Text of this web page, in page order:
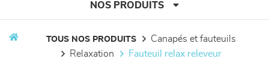
NOS PRODUITS
TOUS NOS PRODUITS
canapés et fauteuils
relaxation
fauteuil relax releveur